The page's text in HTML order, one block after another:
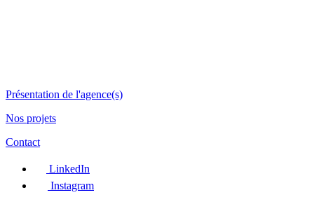
Présentation de l'agence(s)
Nos projets
Contact
LinkedIn
Instagram